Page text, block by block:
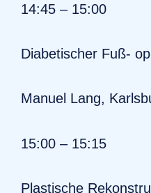
14:45 – 15:00
Diabetischer Fuß-
Manuel Lang,
15:00 – 15:15
Plastische